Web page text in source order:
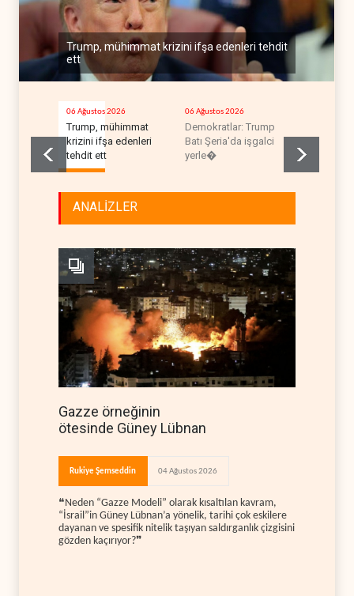
Trump, mühimmat krizini ifşa edenleri tehdit
ett
06 Ağustos 2026
Trump, mühimmat
krizini ifşa edenleri
tehdit ett
06 Ağustos 2026
Demokratlar: Trump
Batı Şeria'da işgalci
yerle�
ANALİZLER
Gazze örneğinin
ötesinde Güney Lübnan
Rukiye Şemseddin 04 Ağustos 2026
❝Neden “Gazze Modeli” olarak kısaltılan kavram,
“İsrail”in Güney Lübnan’a yönelik, tarihi çok eskilere
dayanan ve spesifik nitelik taşıyan saldırganlık çizgisini
gözden kaçırıyor?❞